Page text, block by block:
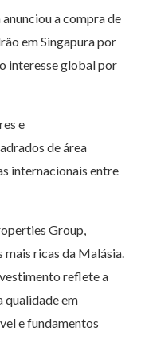
a compra de
em Singapura por
interesse global por
e
de área
internacionais entre
Group,
mais ricas da Malásia.
reflete a
qualidade em
e fundamentos